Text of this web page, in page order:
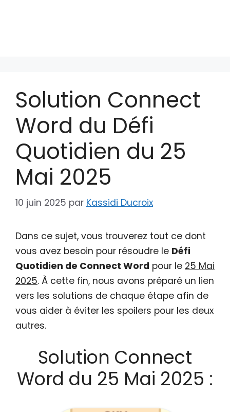
Solution Connect
Word du Défi
Quotidien du 25
Mai 2025
10 juin 2025 par Kassidi Ducroix
Dans ce sujet, vous trouverez tout ce dont
vous avez besoin pour résoudre le Défi
Quotidien de Connect Word pour le 25 Mai
2025. À cette fin, nous avons préparé un lien
vers les solutions de chaque étape afin de
vous aider à éviter les spoilers pour les deux
autres.
Solution Connect
Word du 25 Mai 2025 :